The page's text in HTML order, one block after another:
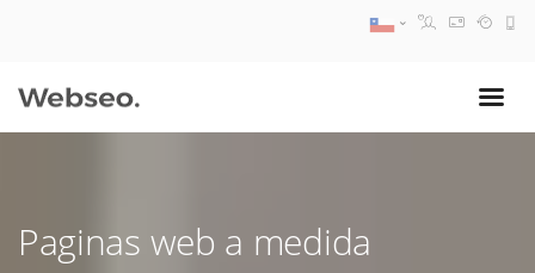
Paginas web a medida
09:30 AM A 18:30 PM